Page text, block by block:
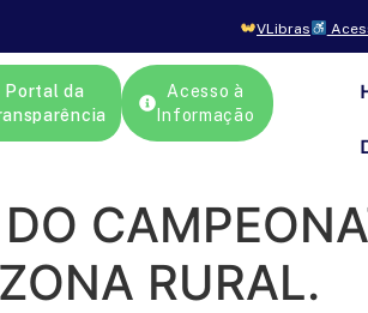
VLibras
Portal da
Acesso à
Informação
RURAL.